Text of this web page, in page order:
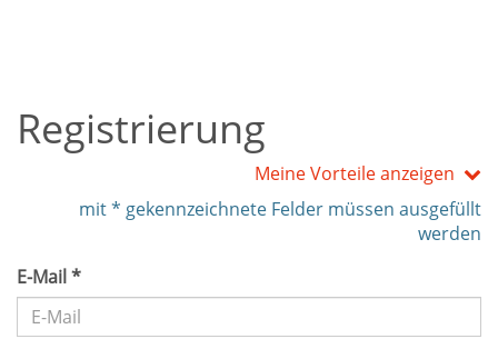
Registrierung
Meine Vorteile anzeigen
mit * gekennzeichnete Felder müssen ausgefüllt
werden
E-Mail *